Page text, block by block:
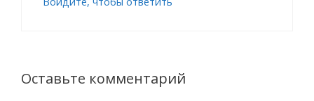
Оставьте комментарий